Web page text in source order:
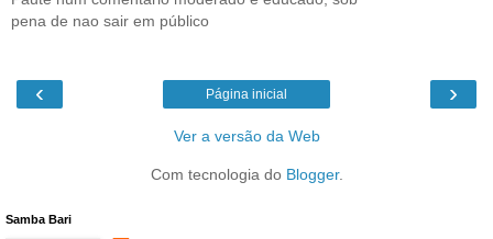
pena de nao sair em público
‹ ›
Página inicial
Ver a versão da Web
Com tecnologia do Blogger.
Samba Bari